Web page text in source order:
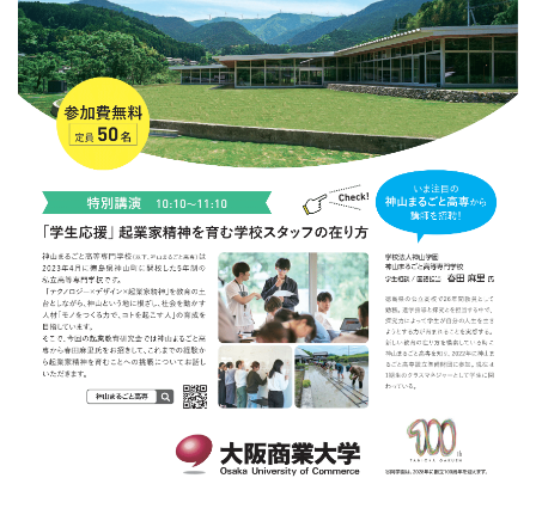
全国高等学校ビジネスアイディア甲子園
起業教育研究会
起業教育研究会について
講演会レポート
授業の充実と学びの実践
大商大アントレラボ
リエゾン・オフィス